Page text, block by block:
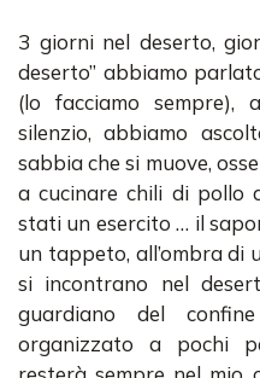
3 giorni nel deserto,
deserto” abbiamo
(lo facciamo sempre),
silenzio, abbiamo
sabbia che si muove,
a cucinare chili di pollo
stati un esercito … il
un tappeto, all’ombra di
si incontrano nel
guardiano del
organizzato a pochi